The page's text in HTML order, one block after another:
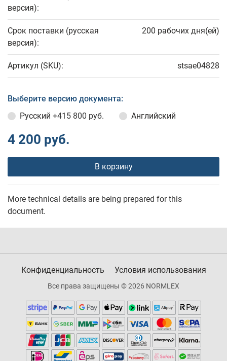
версия):
Срок поставки (русская
версия):
200 рабочих дня(ей)
Артикул (SKU): stsae04828
Выберите версию документа:
Русский +415 800 руб. Английский
4 200 руб.
В корзину
More technical details are being prepared for this
document.
Конфиденциальность Условия использования
Все права защищены © 2026 NORMLEX